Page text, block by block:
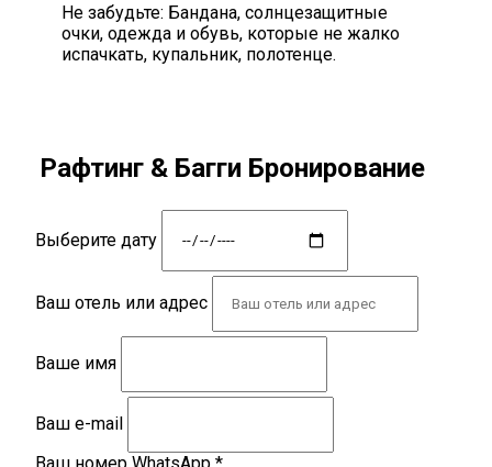
Не забудьте: Бандана, солнцезащитные
очки, одежда и обувь, которые не жалко
испачкать, купальник, полотенце.
Рафтинг & Багги Бронирование
Выберите дату
Ваш отель или адрес
Ваше имя
Ваш e-mail
Ваш номер WhatsApp *